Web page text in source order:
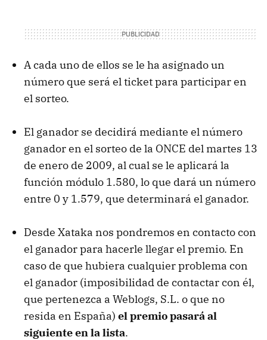
A cada uno de ellos se le ha asignado un
número que será el ticket para participar en
el sorteo.
El ganador se decidirá mediante el número
ganador en el sorteo de la ONCE del martes 13
de enero de 2009, al cual se le aplicará la
función módulo 1.580, lo que dará un número
entre 0 y 1.579, que determinará el ganador.
Desde Xataka nos pondremos en contacto con
el ganador para hacerle llegar el premio. En
caso de que hubiera cualquier problema con
el ganador (imposibilidad de contactar con él,
que pertenezca a Weblogs, S.L. o que no
resida en España) el premio pasará al
siguiente en la lista.